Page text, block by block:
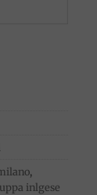
,
inlgese